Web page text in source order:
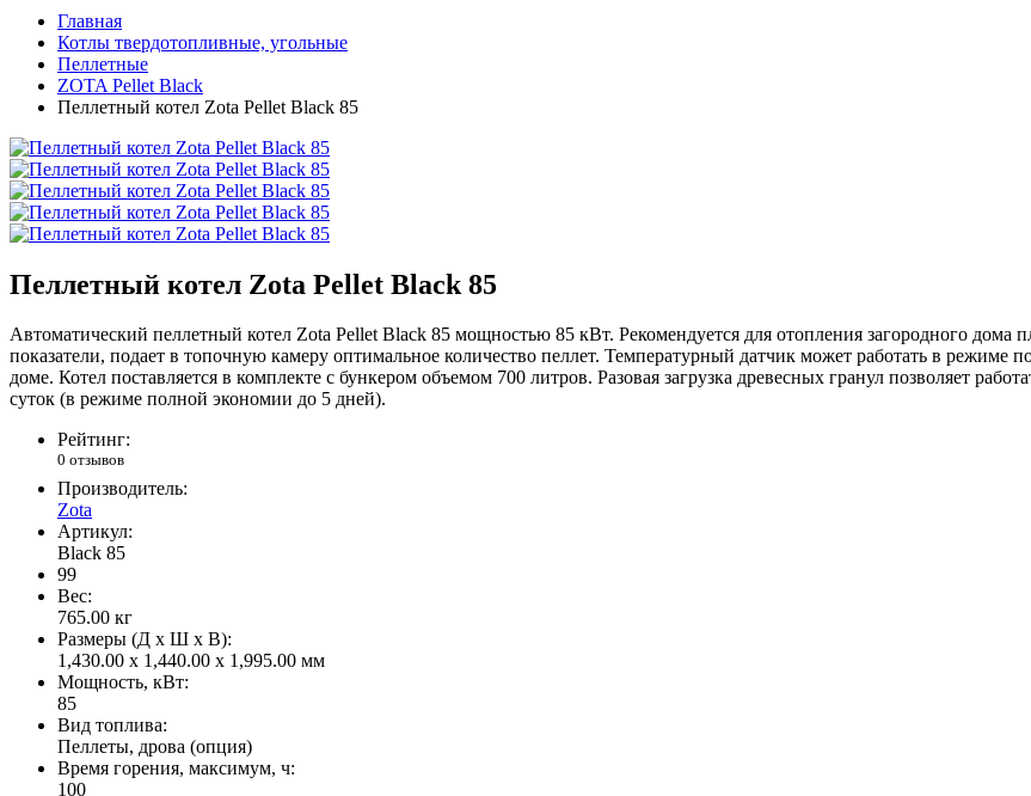
Главная
Котлы твердотопливные, угольные
Пеллетные
ZOTA Pellet Black
Пеллетный котел Zota Pellet Black 85
Пеллетный котел Zota Pellet Black 85
Автоматический пеллетный котел Zota Pellet Black 85 мощностью 85 кВт. Рекомендуется для отопления загородного дома
показатели, подает в топочную камеру оптимальное количество пеллет. Температурный датчик может работать в режиме
доме. Котел поставляется в комплекте с бункером объемом 700 литров. Разовая загрузка древесных гранул позволяет
суток (в режиме полной экономии до 5 дней).
Рейтинг:
0 отзывов
Производитель:
Zota
Артикул:
Black 85
99
Вес:
765.00 кг
Размеры (Д x Ш x В):
1,430.00 x 1,440.00 x 1,995.00 мм
Мощность, кВт:
85
Вид топлива:
Пеллеты, дрова (опция)
Время горения, максимум, ч:
100